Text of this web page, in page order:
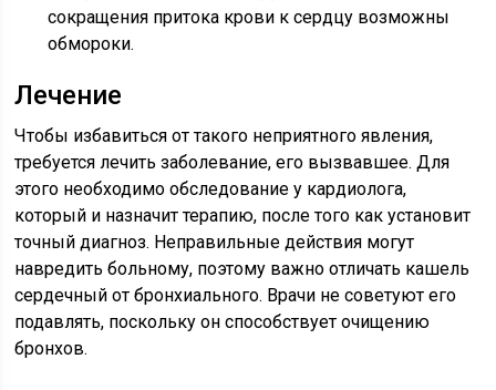
сокращения притока крови к сердцу возможны
обмороки.
Лечение
Чтобы избавиться от такого неприятного явления,
требуется лечить заболевание, его вызвавшее. Для
этого необходимо обследование у кардиолога,
который и назначит терапию, после того как установит
точный диагноз. Неправильные действия могут
навредить больному, поэтому важно отличать кашель
сердечный от бронхиального. Врачи не советуют его
подавлять, поскольку он способствует очищению
бронхов.